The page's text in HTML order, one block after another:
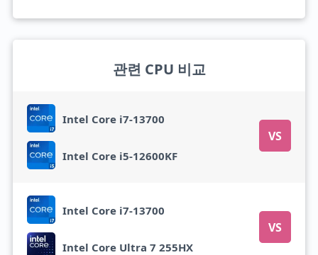
관련 CPU 비교
Intel Core i7-13700
VS
Intel Core i5-12600KF
Intel Core i7-13700
VS
Intel Core Ultra 7 255HX